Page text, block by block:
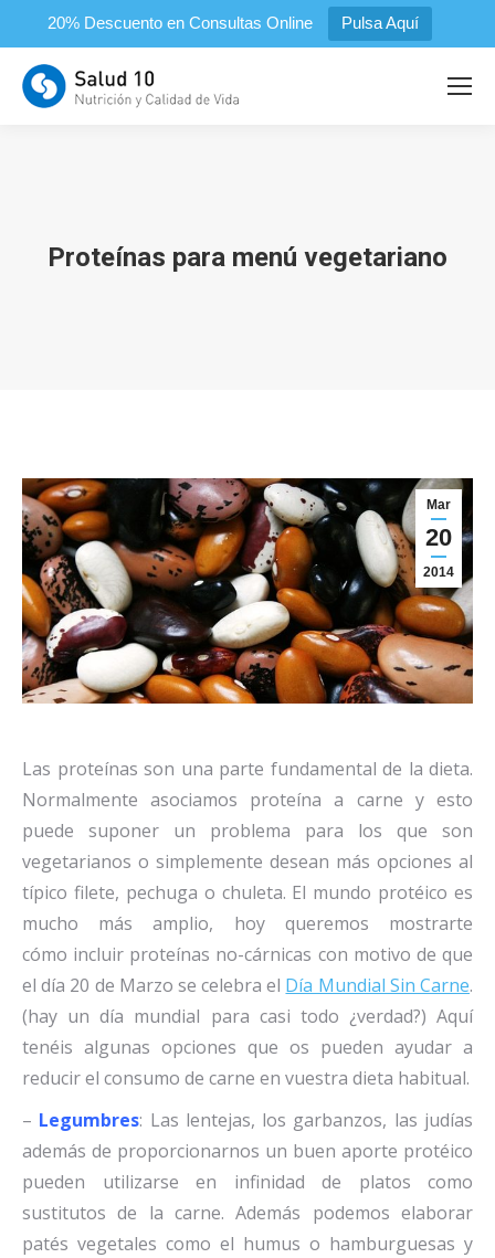
20% Descuento en Consultas Online Pulsa Aquí
Proteínas para menú vegetariano
Mar
20
2014
Las proteínas son una parte fundamental de la dieta.
Normalmente asociamos proteína a carne y esto
puede suponer un problema para los que son
vegetarianos o simplemente desean más opciones al
típico filete, pechuga o chuleta. El mundo protéico es
mucho más amplio, hoy queremos mostrarte
cómo incluir proteínas no-cárnicas con motivo de que
el día 20 de Marzo se celebra el Día Mundial Sin Carne.
(hay un día mundial para casi todo ¿verdad?) Aquí
tenéis algunas opciones que os pueden ayudar a
reducir el consumo de carne en vuestra dieta habitual.
– Legumbres: Las lentejas, los garbanzos, las judías
además de proporcionarnos un buen aporte protéico
pueden utilizarse en infinidad de platos como
sustitutos de la carne. Además podemos elaborar
patés vegetales como el humus o hamburguesas y